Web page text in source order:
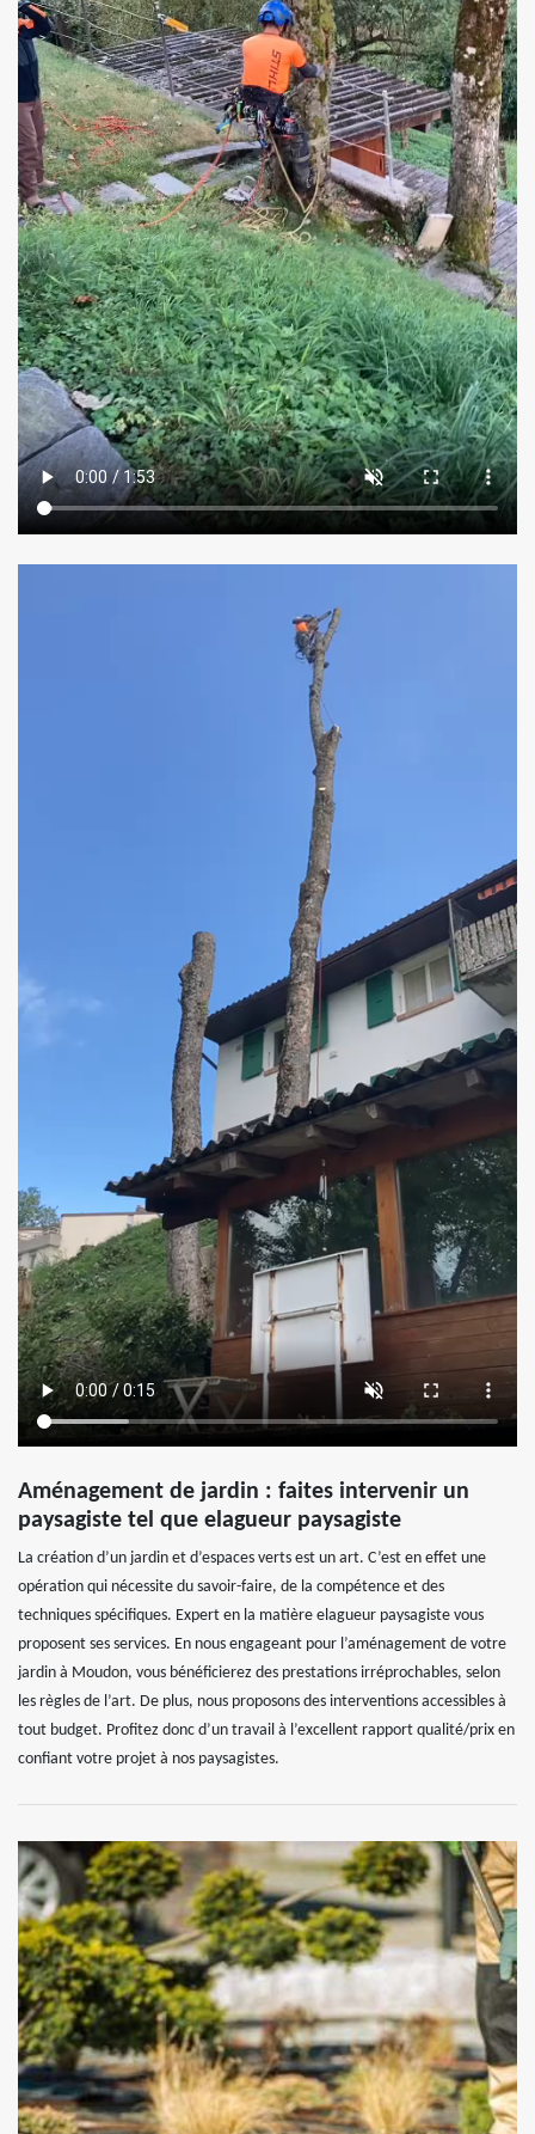
Aménagement de jardin : faites intervenir un
paysagiste tel que elagueur paysagiste
La création d’un jardin et d’espaces verts est un art. C’est en effet une
opération qui nécessite du savoir-faire, de la compétence et des
techniques spécifiques. Expert en la matière elagueur paysagiste vous
proposent ses services. En nous engageant pour l’aménagement de votre
jardin à Moudon, vous bénéficierez des prestations irréprochables, selon
les règles de l’art. De plus, nous proposons des interventions accessibles à
tout budget. Profitez donc d’un travail à l’excellent rapport qualité/prix en
confiant votre projet à nos paysagistes.